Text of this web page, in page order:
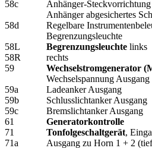
58c
Anhänger-
Anhänger abgesichertes
58d
Regelbare
Begrenzungsleuchte
58L
Begrenzungsleuchte links
58R
rechts
59
Wechselstromgenerator
Wechselspannung
59a
Ladeanker Ausgang
59b
Schlusslichtanker Ausgang
59c
Bremslichtanker Ausgang
61
Generatorkontrolle
71
Tonfolgeschaltgerät,
71a
Ausgang zu Horn 1 + 2